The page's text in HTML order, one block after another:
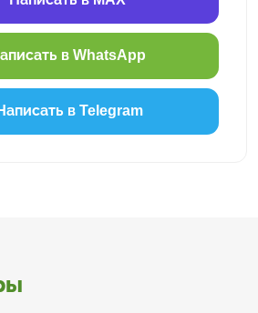
в WhatsApp
в Telegram